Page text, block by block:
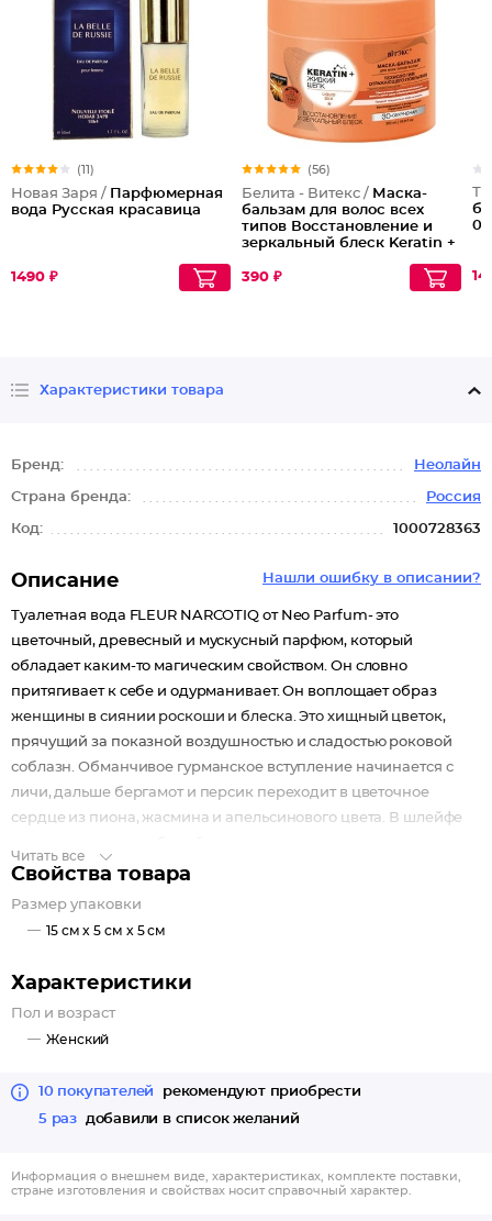
(11)
Новая Заря / Парфюмерная
вода Русская красавица
1490 ₽
(56)
Белита - Витекс / Маска-
бальзам для волос всех
типов Восстановление и
зеркальный блеск Keratin +
390 ₽
Характеристики товара
Бренд: Неолайн
Страна бренда: Россия
Код: 1000728363
Нашли ошибку в описании?
Описание
Туалетная вода FLEUR NARCOTIQ от Neo Parfum- это
цветочный, древесный и мускусный парфюм, который
обладает каким-то магическим свойством. Он словно
притягивает к себе и одурманивает. Он воплощает образ
женщины в сиянии роскоши и блеска. Это хищный цветок,
прячущий за показной воздушностью и сладостью роковой
соблазн. Обманчивое гурманское вступление начинается с
личи, дальше бергамот и персик переходит в цветочное
сердце из пиона, жасмина и апельсинового цвета. В шлейфе
Читать все
Свойства товара
Размер упаковки
15 см x 5 см x 5 см
Характеристики
Пол и возраст
Женский
10 покупателей
рекомендуют приобрести
5 раз
добавили в список желаний
Информация о внешнем виде, характеристиках, комплекте поставки,
стране изготовления и свойствах носит справочный характер.